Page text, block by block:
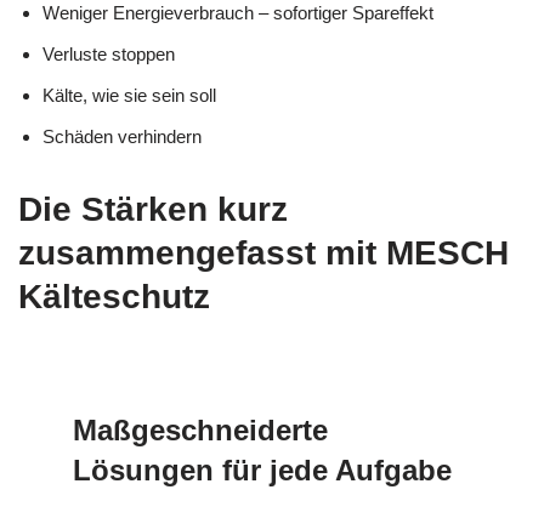
Weniger Energieverbrauch – sofortiger Spareffekt
Verluste stoppen
Kälte, wie sie sein soll
Schäden verhindern
Die Stärken kurz
zusammengefasst mit MESCH
Kälteschutz
Maßgeschneiderte
Lösungen für jede Aufgabe